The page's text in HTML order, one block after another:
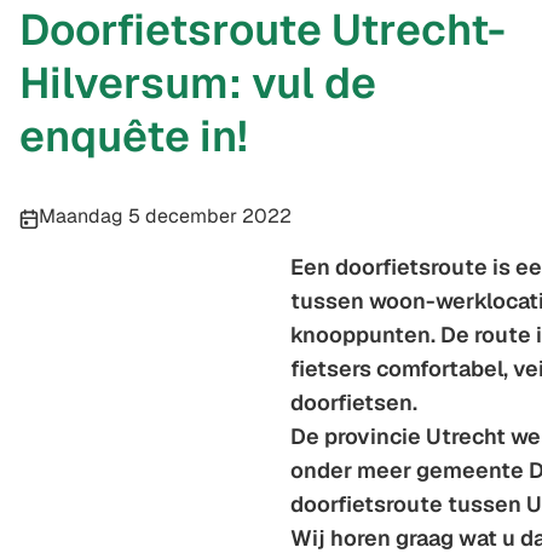
Doorfietsroute Utrecht-
Hilversum: vul de
enquête in!
Publicatiedatum:
Maandag 5 december 2022
Een doorfietsroute is
tussen woon-
knooppunten. De route
fietsers comfortabel,
doorfietsen.
De provincie Utrecht
onder meer gemeente
doorfietsroute tussen
Wij horen graag wat u